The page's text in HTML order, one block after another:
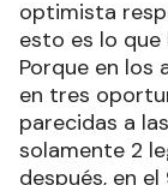
optimista
esto es lo que
Porque en los
en tres
parecidas a
solamente 2
después, en